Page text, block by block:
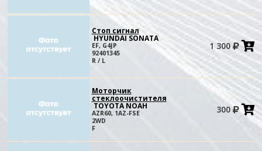
Стоп сигнал
HYUNDAI SONATA
EF, G4JP
92401345
R / L
1 300 в
Моторчик
стеклоочистителя
TOYOTA NOAH
AZR60, 1AZ-FSE
2WD
F
300 в